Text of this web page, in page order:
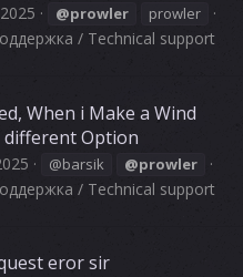
@prowler prowler
/ Technical support
When i Make a Wind
different Option
@barsik @prowler
/ Technical support
eror sir